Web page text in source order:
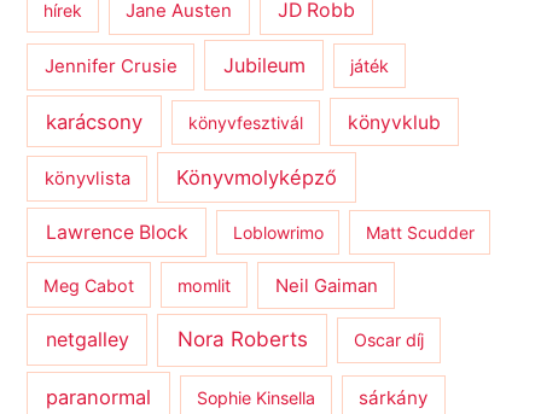
hírek Jane Austen JD Robb
Jennifer Crusie Jubileum játék
karácsony könyvfesztivál könyvklub
könyvlista Könyvmolyképző
Lawrence Block Loblowrimo Matt Scudder
Meg Cabot momlit Neil Gaiman
netgalley Nora Roberts Oscar díj
paranormal Sophie Kinsella sárkány